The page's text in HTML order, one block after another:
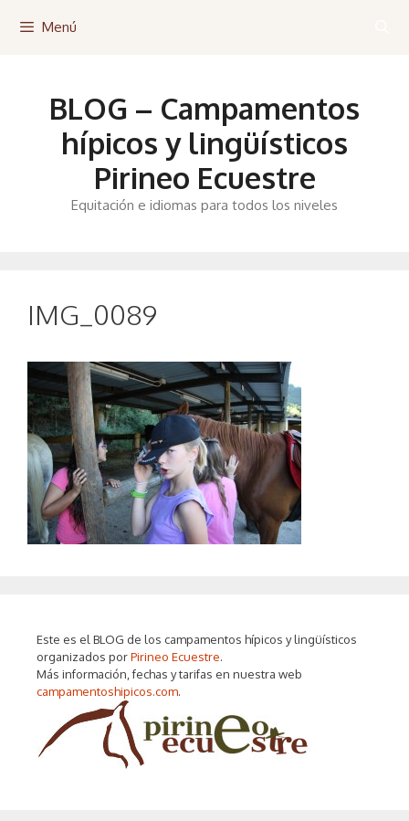
Menú
BLOG – Campamentos
hípicos y lingüísticos
Pirineo Ecuestre
Equitación e idiomas para todos los niveles
IMG_0089
Este es el BLOG de los campamentos hípicos y lingüísticos
organizados porPirineo Ecuestre.
Más información, fechas y tarifas en nuestra web
campamentoshipicos.com.